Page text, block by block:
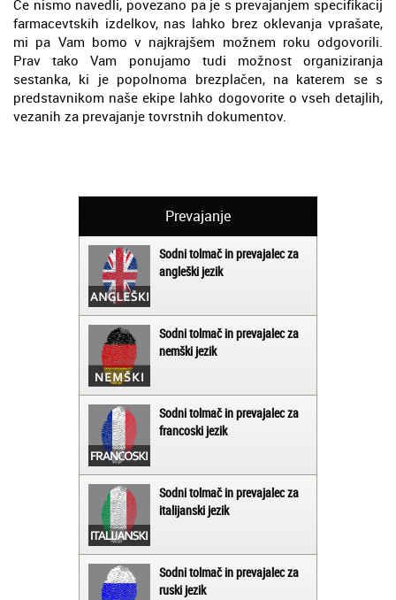
Če nismo navedli, povezano pa je s prevajanjem specifikacij
farmacevtskih izdelkov, nas lahko brez oklevanja vprašate,
mi pa Vam bomo v najkrajšem možnem roku odgovorili.
Prav tako Vam ponujamo tudi možnost organiziranja
sestanka, ki je popolnoma brezplačen, na katerem se s
predstavnikom naše ekipe lahko dogovorite o vseh detajlih,
vezanih za prevajanje tovrstnih dokumentov.
Prevajanje
Sodni tolmač in prevajalec za
angleški jezik
Sodni tolmač in prevajalec za
nemški jezik
Sodni tolmač in prevajalec za
francoski jezik
Sodni tolmač in prevajalec za
italijanski jezik
Sodni tolmač in prevajalec za
ruski jezik